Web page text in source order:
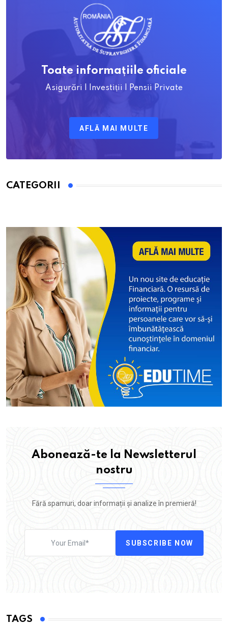
Toate informațiile oficiale
Asigurări | Investiții | Pensii Private
AFLĂ MAI MULTE
CATEGORII
Abonează-te la Newsletterul
nostru
Fără spamuri, doar informații și analize în premieră!
SUBSCRIBE NOW
TAGS